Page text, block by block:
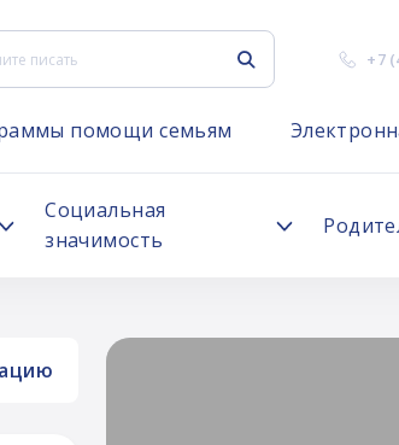
+7
помощи семьям
Социальная
значимость